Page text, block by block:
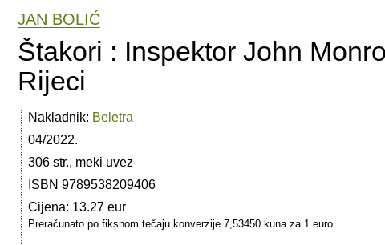
JAN BOLIĆ
Štakori : Inspektor John
Rijeci
Nakladnik: Beletra
04/2022.
306 str., meki uvez
ISBN 9789538209406
Cijena: 13.27 eur
Preračunato po fiksnom tečaju konverzije 7,53450 kuna za 1 euro